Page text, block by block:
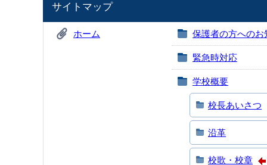
サイトマップ
ホーム 保護者の方へのお
緊急時対応
学校概要
校長あいさつ
沿革
校歌・校章